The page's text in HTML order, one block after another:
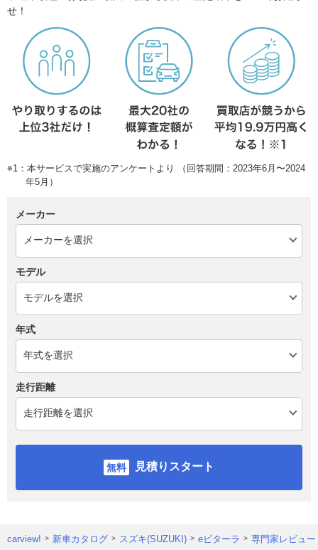
せ！
※1：本サービスで実施のアンケートより （回答期間：2023年6月〜2024
年5月）
メーカー
モデル
年式
走行距離
見積りスタート
carview! 新車カタログ スズキ(SUZUKI) eビターラ 専門家レビュ